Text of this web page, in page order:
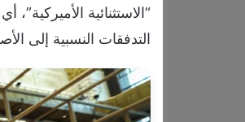
“الاستثنائية
التدفقات النسبية إلى